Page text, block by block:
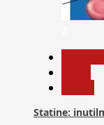
Statine: